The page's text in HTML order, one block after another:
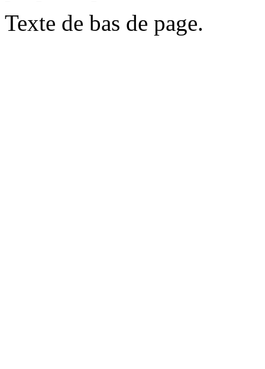
Texte de bas de page.